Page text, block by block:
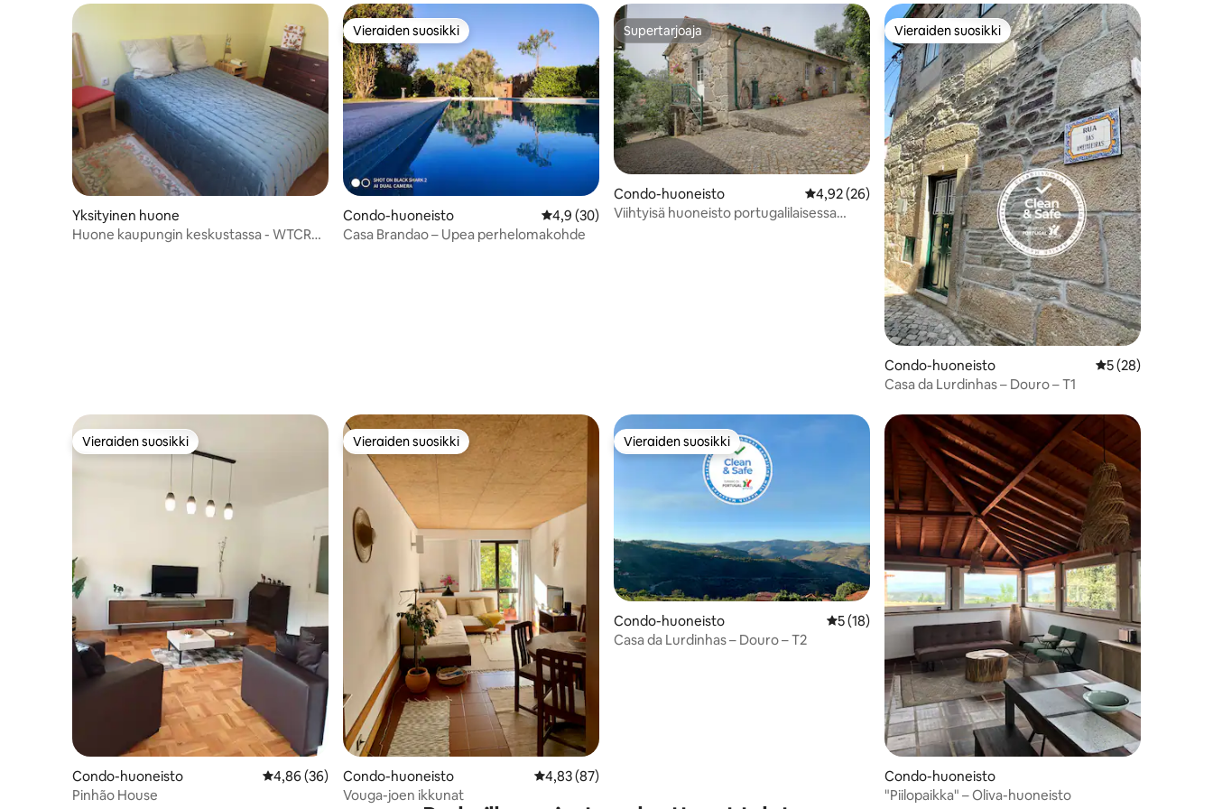
Yksityinen huone
Huone kaupungin keskustassa - WTCR
Vieraiden suosikki
Vieraiden suosikki
Condo-huoneisto Keskimääräinen arvio 4,9/5, 30 arvostelua
4,9 (30)
Casa Brandao – Upea perhelomakohde
Supertarjoaja
Supertarjoaja
Condo-huoneisto Keskimääräinen arvio 4,92/5, 26 arvostelua
4,92 (26)
Viihtyisä huoneisto portugalilaisessa
Vieraiden suosikki
Vieraiden suosikki
Condo-huoneisto Keskimääräinen
5 (28)
Casa da Lurdinhas – Douro – T1
Vieraiden suosikki
Vieraiden suosikki
Condo-huoneisto Keskimääräinen arvio 4,86/5, 36 arvostelua
4,86 (36)
Pinhão House
Vieraiden suosikki
Vieraiden suosikki
Condo-huoneisto Keskimääräinen arvio 4,83/5, 87 arvostelua
4,83 (87)
Vouga-joen ikkunat
Vieraiden suosikki
Vieraiden suosikki
Condo-huoneisto Keskimääräinen arvio 5/5, 18 arvostelua
5 (18)
Casa da Lurdinhas – Douro – T2
Condo-huoneisto
"Piilopaikka" – Oliva-huoneisto